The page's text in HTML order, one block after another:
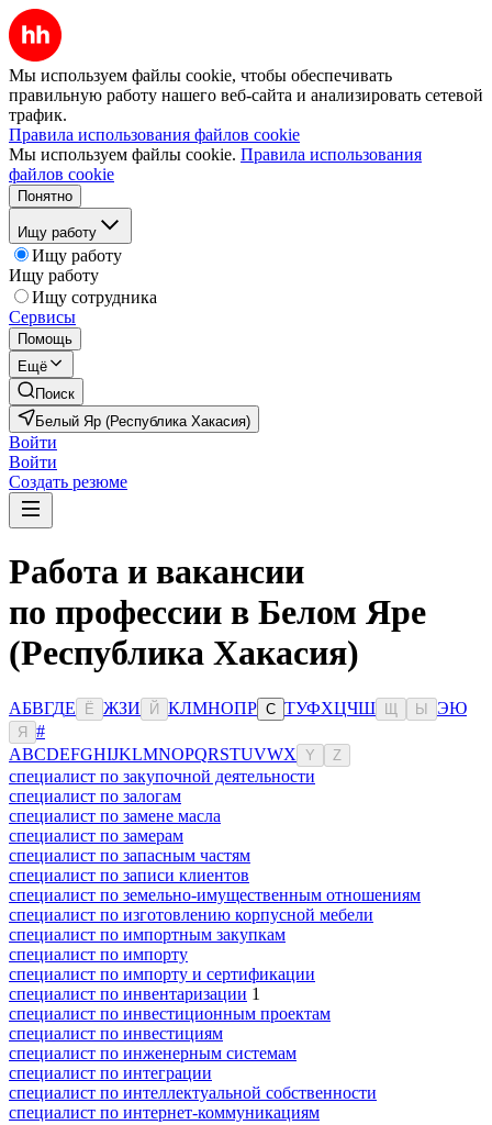
Мы используем файлы cookie, чтобы обеспечивать
правильную работу нашего веб-сайта и анализировать сетевой
трафик.
Правила использования файлов cookie
Мы используем файлы cookie. Правила использования
файлов cookie
Понятно
Ищу работу
Ищу работу
Ищу работу
Ищу сотрудника
Сервисы
Помощь
Ещё
Поиск
Белый Яр (Республика Хакасия)
Войти
Войти
Создать резюме
Работа и вакансии
по профессии в Белом Яре
(Республика Хакасия)
АБВГДЕ Ё ЖЗИ Й КЛМНОПР С ТУФХЦЧШ Ы ЭЮ
Я
#
ABCDEFGHIJKLMNOPQRSTUVWX Y Z
специалист по закупочной деятельности
специалист по залогам
специалист по замене масла
специалист по замерам
специалист по запасным частям
специалист по записи клиентов
специалист по земельно-имущественным отношениям
специалист по изготовлению корпусной мебели
специалист по импортным закупкам
специалист по импорту
специалист по импорту и сертификации
специалист по инвентаризации 1
специалист по инвестиционным проектам
специалист по инвестициям
специалист по инженерным системам
специалист по интеграции
специалист по интеллектуальной собственности
специалист по интернет-коммуникациям